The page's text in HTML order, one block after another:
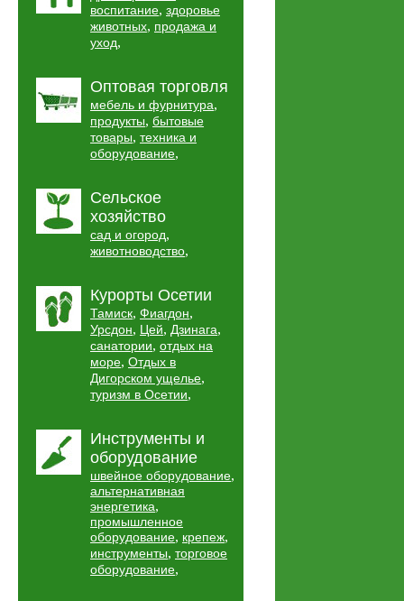
воспитание, здоровье
животных, продажа и
уход,
Оптовая торговля
мебель и фурнитура,
продукты, бытовые
товары, техника и
оборудование,
Сельское
хозяйство
сад и огород,
животноводство,
Курорты Осетии
Тамиск, Фиагдон,
Урсдон, Цей, Дзинага,
санатории, отдых на
море, Отдых в
Дигорском ущелье,
туризм в Осетии,
Инструменты и
оборудование
швейное оборудование,
альтернативная
энергетика,
промышленное
оборудование, крепеж,
инструменты, торговое
оборудование,